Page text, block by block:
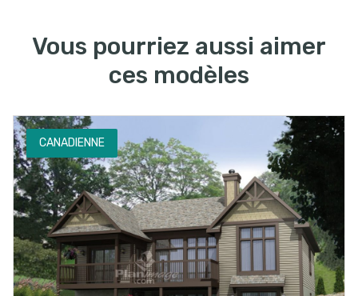
Vous pourriez aussi aimer
ces modèles
CANADIENNE